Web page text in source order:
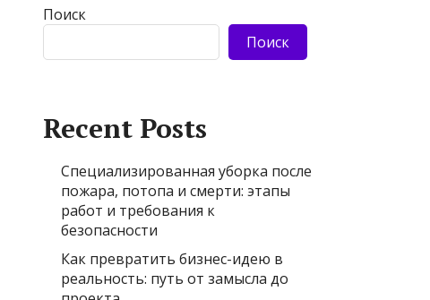
Поиск
Поиск
Recent Posts
Специализированная уборка после
пожара, потопа и смерти: этапы
работ и требования к
безопасности
Как превратить бизнес-идею в
реальность: путь от замысла до